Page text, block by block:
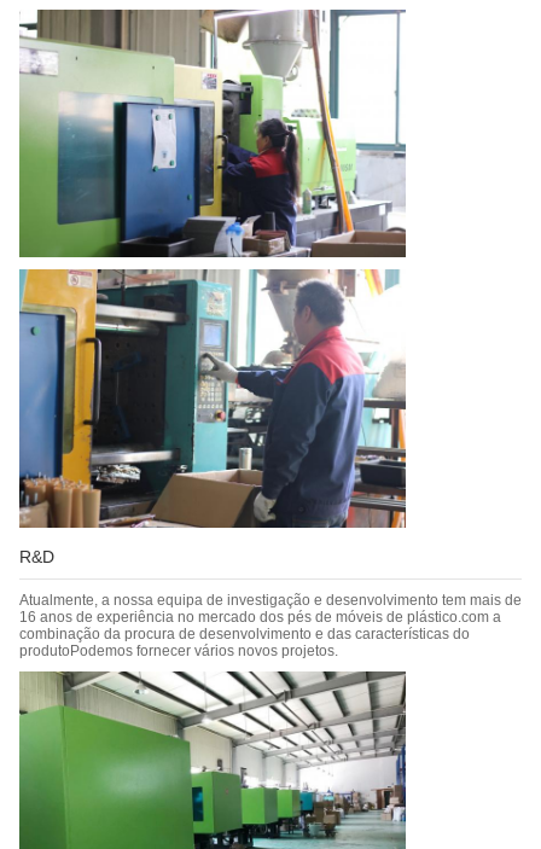
R&D
Atualmente, a nossa equipa de investigação e desenvolvimento tem mais de
16 anos de experiência no mercado dos pés de móveis de plástico.com a
combinação da procura de desenvolvimento e das características do
produtoPodemos fornecer vários novos projetos.